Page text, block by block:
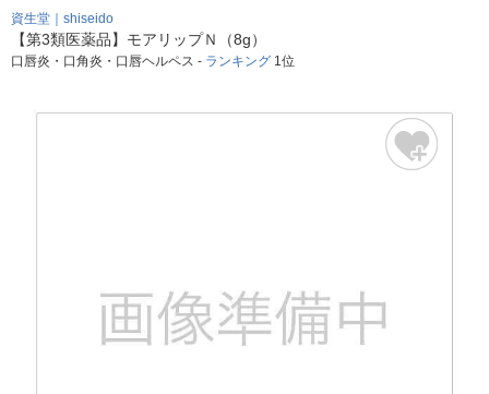
資生堂｜shiseido
【第3類医薬品】モアリップＮ（8g）
口唇炎・口角炎・口唇ヘルペス - ランキング 1位